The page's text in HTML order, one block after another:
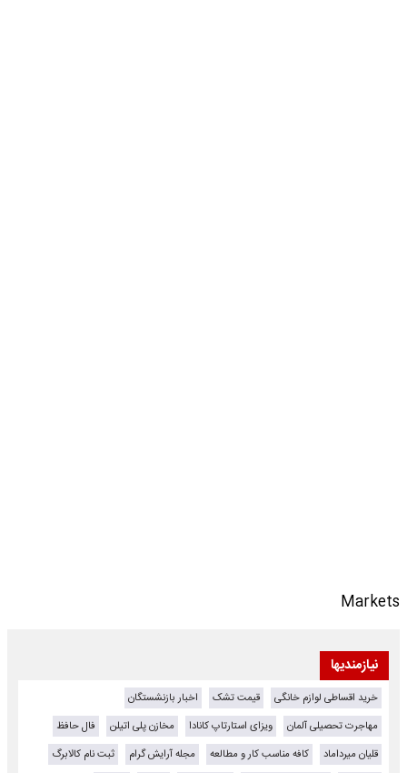
Markets
نیازمندیها
خرید اقساطی لوازم خانگی قیمت تشک
اخبار بازنشستگان
مهاجرت تحصیلی آلمان
ویزای استارتاپ کانادا مخازن پلی اتیلن
فال حافظ
قلیان میرداماد
کافه مناسب کار و مطالعه مجله آرایش گرام
ثبت نام کالابرگ